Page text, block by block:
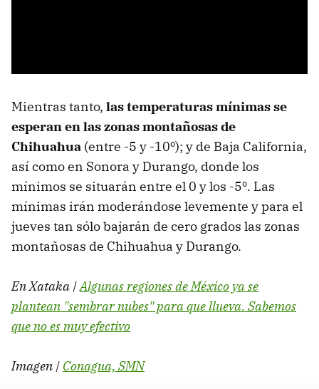
Mientras tanto, las temperaturas mínimas se
esperan en las zonas montañosas de
Chihuahua (entre -5 y -10º); y de Baja California,
así como en Sonora y Durango, donde los
mínimos se situarán entre el 0 y los -5º. Las
mínimas irán moderándose levemente y para el
jueves tan sólo bajarán de cero grados las zonas
montañosas de Chihuahua y Durango.
En Xataka |Algunas regiones de México ya se
plantean "sembrar nubes" para que llueva. Sabemos
que no es muy efectivo
Imagen | Conagua, SMN